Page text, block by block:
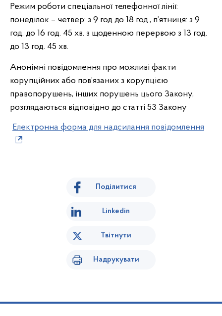
Режим роботи спеціальної телефонної лінії:
понеділок – четвер: з 9 год до 18 год., п’ятниця: з 9
год. до 16 год. 45 хв. з щоденною перервою з 13 год.
до 13 год. 45 хв.
Анонімні повідомлення про можливі факти
корупційних або пов’язаних з корупцією
правопорушень, інших порушень цього Закону,
розглядаються відповідно до статті 53 Закону
Електронна форма для надсилання повідомлення
Поділитися
Linkedin
Твітнути
Надрукувати